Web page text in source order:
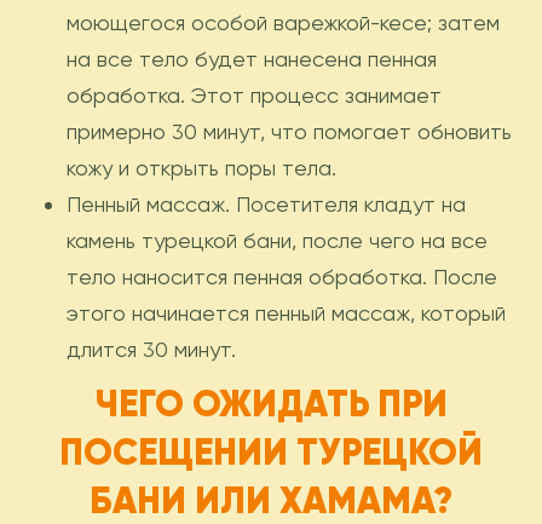
моющегося особой варежкой-кесе; затем
на все тело будет нанесена пенная
обработка. Этот процесс занимает
примерно 30 минут, что помогает обновить
кожу и открыть поры тела.
Пенный массаж. Посетителя кладут на
камень турецкой бани, после чего на все
тело наносится пенная обработка. После
этого начинается пенный массаж, который
длится 30 минут.
ЧЕГО ОЖИДАТЬ ПРИ
ПОСЕЩЕНИИ ТУРЕЦКОЙ
БАНИ ИЛИ ХАМАМА?